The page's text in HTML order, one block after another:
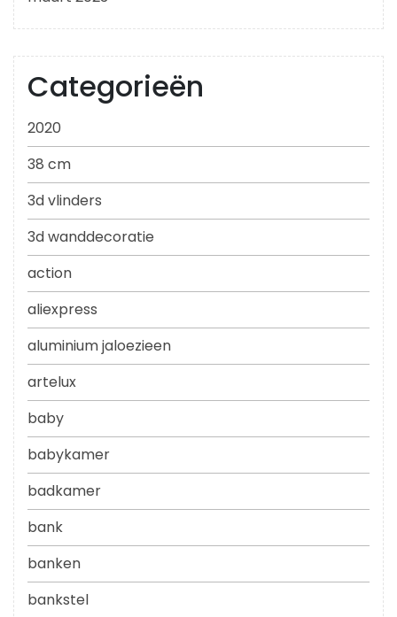
Categorieën
2020
38 cm
3d vlinders
3d wanddecoratie
action
aliexpress
aluminium jaloezieen
artelux
baby
babykamer
badkamer
bank
banken
bankstel